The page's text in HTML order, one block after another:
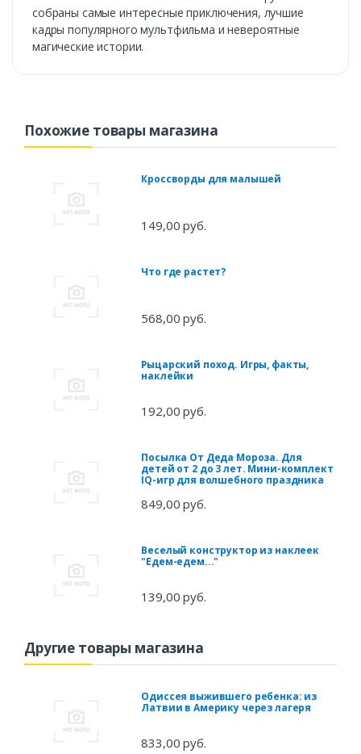
собраны самые интересные приключения, лучшие
кадры популярного мультфильма и невероятные
магические истории.
Похожие товары магазина
Кроссворды для малышей
149,00 руб.
Что где растет?
568,00 руб.
Рыцарский поход. Игры, факты,
наклейки
192,00 руб.
Посылка От Деда Мороза. Для
детей от 2 до 3 лет. Мини-комплект
IQ-игр для волшебного праздника
849,00 руб.
Веселый конструктор из наклеек
"Едем-едем..."
139,00 руб.
Другие товары магазина
Одиссея выжившего ребенка: из
Латвии в Америку через лагеря
833,00 руб.